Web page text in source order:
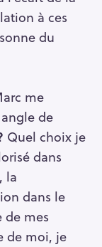
à ces
du
me
de
Quel choix je
dans
la
dans le
de mes
de moi, je